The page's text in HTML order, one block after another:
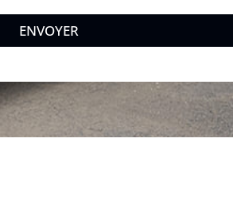
ENVOYER